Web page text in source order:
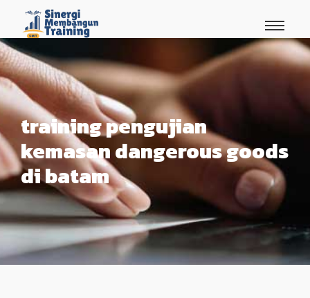
training pengujian
kemasan dangerous goods
di batam